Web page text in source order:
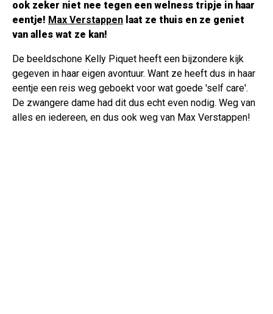
ook zeker niet nee tegen een welness tripje in haar
eentje! Max Verstappen laat ze thuis en ze geniet
van alles wat ze kan!
De beeldschone Kelly Piquet heeft een bijzondere kijk
gegeven in haar eigen avontuur. Want ze heeft dus in haar
eentje een reis weg geboekt voor wat goede 'self care'.
De zwangere dame had dit dus echt even nodig. Weg van
alles en iedereen, en dus ook weg van Max Verstappen!